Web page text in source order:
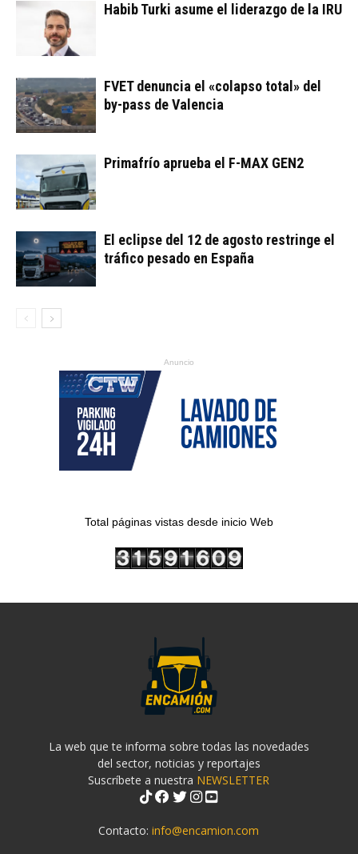
Habib Turki asume el liderazgo de la IRU
FVET denuncia el «colapso total» del
by-pass de Valencia
Primafrío aprueba el F-MAX GEN2
El eclipse del 12 de agosto restringe el
tráfico pesado en España
Anuncio
Total páginas vistas desde inicio Web
La web que te informa sobre todas las novedades
del sector, noticias y reportajes
Suscríbete a nuestra NEWSLETTER
Contacto:info@encamion.com